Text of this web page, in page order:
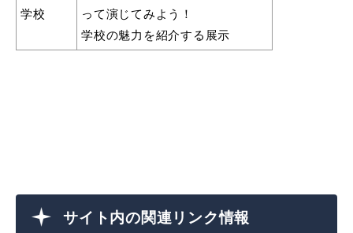
学校
って演じてみよう！
学校の魅力を紹介する展示
サイト内の関連リンク情報